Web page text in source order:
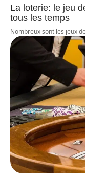
La loterie: le jeu
tous les temps
Nombreux sont les jeux